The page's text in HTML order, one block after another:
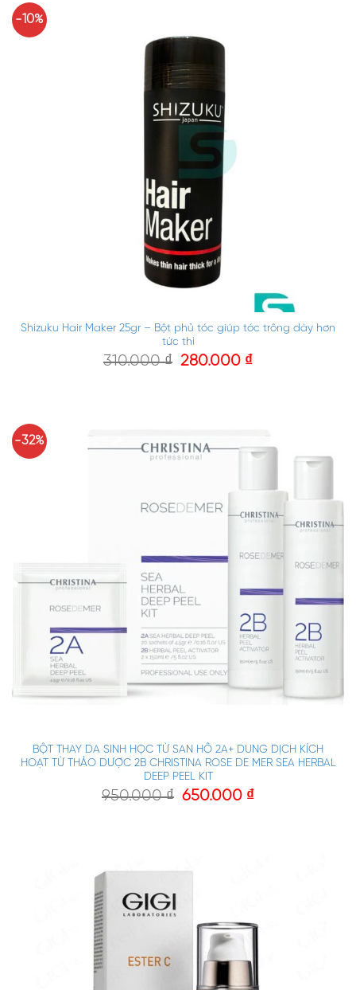
-10%
Shizuku Hair Maker 25gr – Bột phủ tóc giúp tóc trông dày hơn
tức thì
310.000₫ 280.000 ₫
-32%
BỘT THAY DA SINH HỌC TỪ SAN HÔ 2A+ DUNG DỊCH KÍCH
HOẠT TỪ THẢO DƯỢC 2B CHRISTINA ROSE DE MER SEA HERBAL
DEEP PEEL KIT
950.000₫ 650.000 ₫